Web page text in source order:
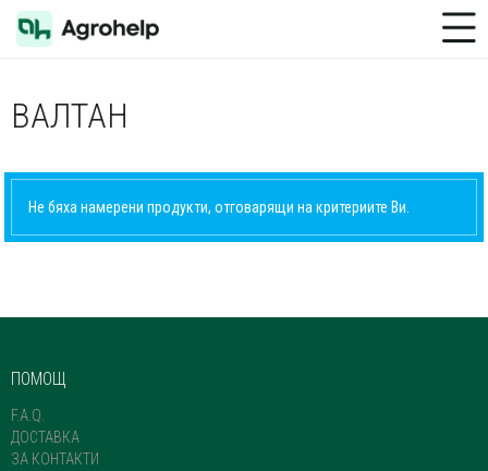
Toggle Menu
ВАЛТАН
Не бяха намерени продукти, отговарящи на критериите Ви.
ПОМОЩ
F.A.Q.
ДОСТАВКА
ЗА КОНТАКТИ